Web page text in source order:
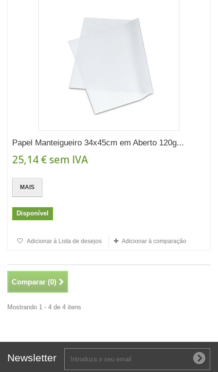
Papel Manteigueiro 34x45cm em Aberto 120g...
25,14 € sem IVA
MAIS
Disponível
Adicionar à Lista de desejos Adicionar à comparação
Comparar (0)
Mostrando 1 - 4 de 4 itens
Newsletter